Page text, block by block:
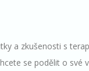
a zkušenosti s
se podělit o své